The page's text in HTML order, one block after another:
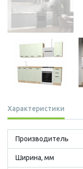
Характеристики
Производитель
Ширина, мм